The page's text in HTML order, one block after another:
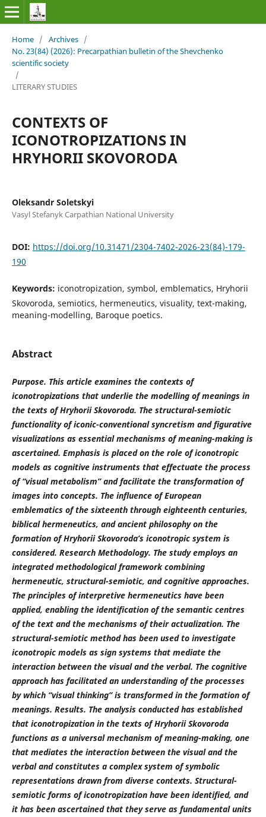
Home / Archives /
No. 23(84) (2026): Precarpathian bulletin of the Shevchenko
scientific society
/
LITERARY STUDIES
CONTEXTS OF
ICONOTROPIZATIONS IN
HRYHORII SKOVORODA
Oleksandr Soletskyi
Vasyl Stefanyk Carpathian National University
DOI: https://doi.org/10.31471/2304-7402-2026-23(84)-179-
190
Keywords: iconotropization, symbol, emblematics, Hryhorii
Skovoroda, semiotics, hermeneutics, visuality, text-making,
meaning-modelling, Baroque poetics.
Abstract
Purpose. This article examines the contexts of
iconotropizations that underlie the modelling of meanings in
the texts of Hryhorii Skovoroda. The structural-semiotic
functionality of iconic-conventional syncretism and figurative
visualizations as essential mechanisms of meaning-making is
ascertained. Emphasis is placed on the role of iconotropic
models as cognitive instruments that effectuate the process
of “visual metabolism” and facilitate the transformation of
images into concepts. The influence of European
emblematics of the sixteenth through eighteenth centuries,
biblical hermeneutics, and ancient philosophy on the
formation of Hryhorii Skovoroda’s iconotropic system is
considered. Research Methodology. The study employs an
integrated methodological framework combining
hermeneutic, structural-semiotic, and cognitive approaches.
The principles of interpretive hermeneutics have been
applied, enabling the identification of the semantic centres
of the text and the mechanisms of their actualization. The
structural-semiotic method has been used to investigate
iconotropic models as sign systems that mediate the
interaction between the visual and the verbal. The cognitive
approach has facilitated an understanding of the processes
by which “visual thinking” is transformed in the formation of
meanings. Results. The analysis conducted has established
that iconotropization in the texts of Hryhorii Skovoroda
functions as a universal mechanism of meaning-making, one
that mediates the interaction between the visual and the
verbal and constitutes a complex system of symbolic
representations drawn from diverse contexts. Structural-
semiotic forms of iconotropization have been identified, and
it has been ascertained that they serve as fundamental units